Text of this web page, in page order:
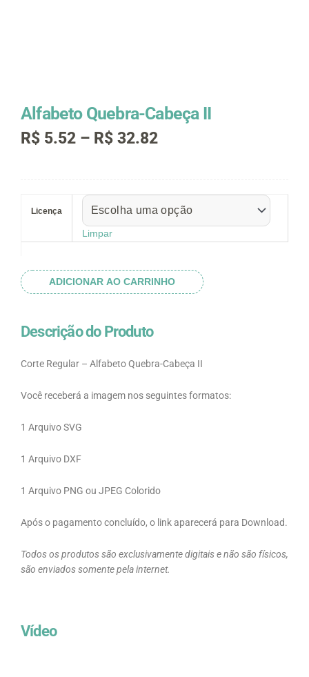
Alfabeto Quebra-Cabeça II
R$ 5.52 – R$ 32.82Faixa
através
R$ 32.82
Licença
Limpar
Cabeça
ADICIONAR AO CARRINHO
Descrição do Produto
Corte Regular – Alfabeto Quebra-Cabeça II
Você receberá a imagem nos seguintes formatos:
1 Arquivo SVG
1 Arquivo DXF
1 Arquivo PNG ou JPEG Colorido
Após o pagamento concluído, o link aparecerá para Download.
Todos os produtos são exclusivamente digitais e não são físicos,
são enviados somente pela internet.
Vídeo